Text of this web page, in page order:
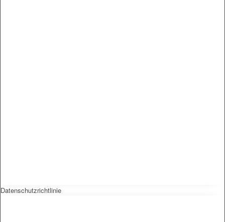
Datenschutzrichtlinie